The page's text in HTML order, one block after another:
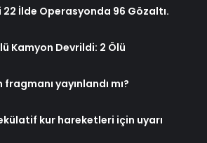
İlde Operasyonda 96 Gözaltı.
Kamyon Devrildi: 2 Ölü
yayınlandı mı?
kur hareketleri için uyarı